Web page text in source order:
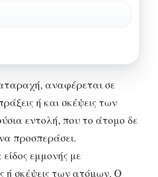
Οι εμμονές
αναφέρεται σε
ή και σκέψεις των
εντολή, που το άτομο δε
προσπεράσει.
εμμονής με
ή σκέψεις των ατόμων. Ο